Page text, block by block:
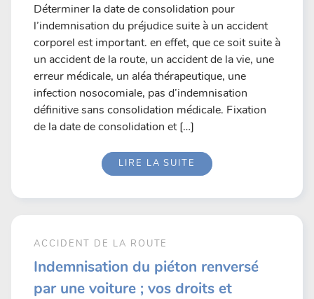
Déterminer la date de consolidation pour
l’indemnisation du préjudice suite à un accident
corporel est important. en effet, que ce soit suite à
un accident de la route, un accident de la vie, une
erreur médicale, un aléa thérapeutique, une
infection nosocomiale, pas d’indemnisation
définitive sans consolidation médicale. Fixation
de la date de consolidation et […]
LIRE LA SUITE
ACCIDENT DE LA ROUTE
Indemnisation du piéton renversé
par une voiture ; vos droits et